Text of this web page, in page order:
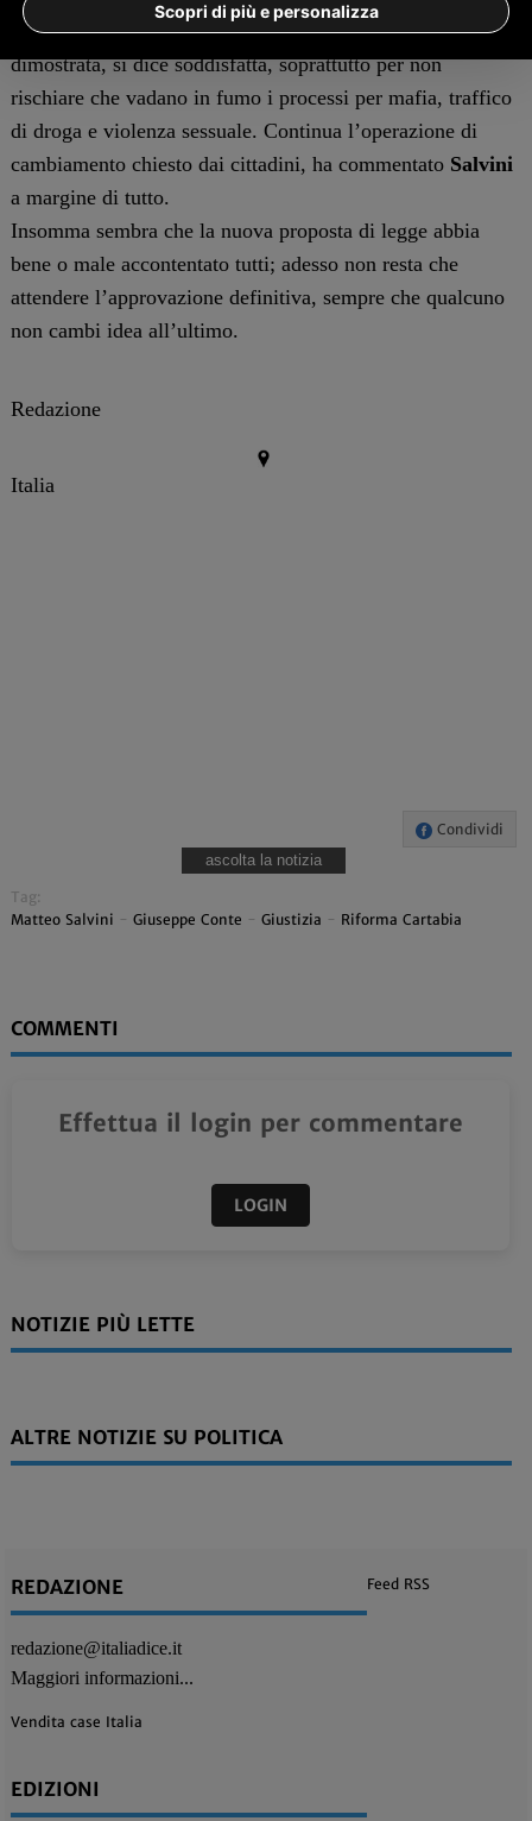
Anche laLega, nonostante la ferma opposizione
dimostrata, si dice soddisfatta, soprattutto per non
rischiare che vadano in fumo i processi per mafia, traffico
di droga e violenza sessuale. Continua l’operazione di
cambiamento chiesto dai cittadini, ha commentato Salvini
a margine di tutto.
Insomma sembra che la nuova proposta di legge abbia
bene o male accontentato tutti; adesso non resta che
attendere l’approvazione definitiva, sempre che qualcuno
non cambi idea all’ultimo.
Redazione
Italia
Condividi
ascolta la notizia
Tag:
Matteo Salvini - Giuseppe Conte - Giustizia - Riforma Cartabia
COMMENTI
Effettua il login per commentare
LOGIN
NOTIZIE PIÙ LETTE
ALTRE NOTIZIE SU POLITICA
REDAZIONE
redazione@italiadice.it
Maggiori informazioni...
Vendita case Italia
EDIZIONI
Feed RSS
Scopri di più e personalizza